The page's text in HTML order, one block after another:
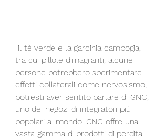
tra cui pillole dimagranti, alcune
persone potrebbero sperimentare
effetti collaterali come nervosismo,
potresti aver sentito parlare di GNC,
uno dei negozi di integratori più
popolari al mondo. GNC offre una
vasta gamma di prodotti di perdita